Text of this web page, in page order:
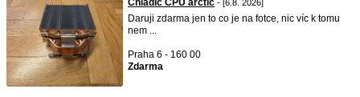
Chladič CPU arctic - [6.8. 2026]
Daruji zdarma jen to co je na fotce, nic víc k tomu
nem ...
Praha 6 - 160 00
Zdarma